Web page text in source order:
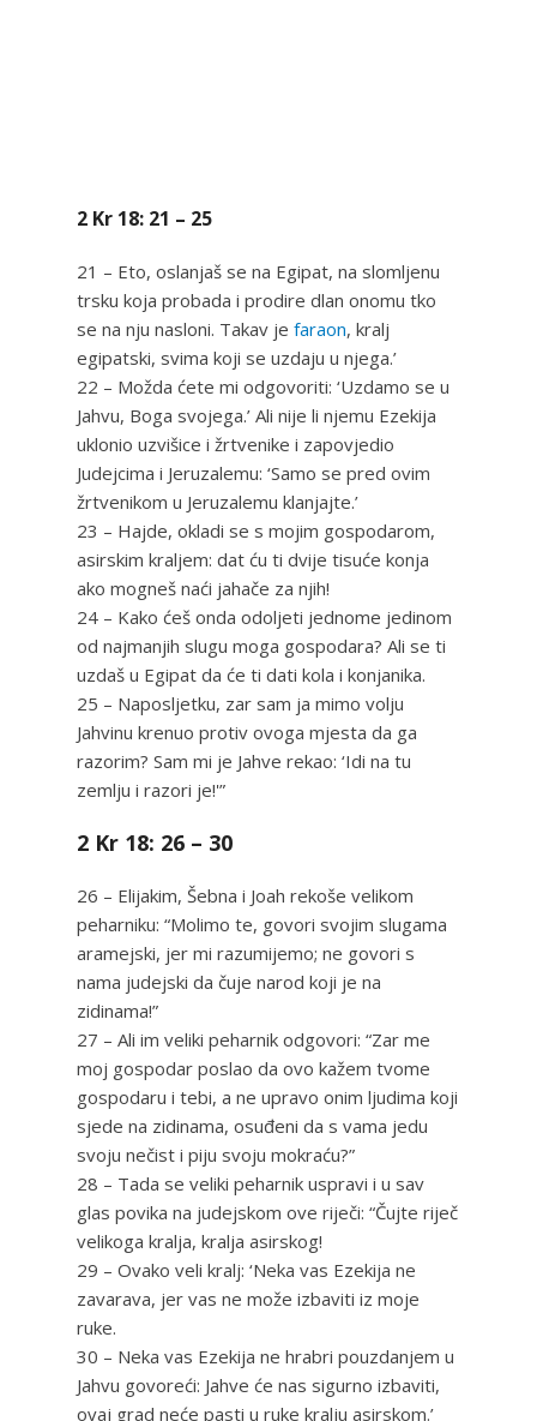
2 Kr 18: 21 – 25
21 – Eto, oslanjaš se na Egipat, na slomljenu
trsku koja probada i prodire dlan onomu tko
se na nju nasloni. Takav je faraon, kralj
egipatski, svima koji se uzdaju u njega.’
22 – Možda ćete mi odgovoriti: ‘Uzdamo se u
Jahvu, Boga svojega.’ Ali nije li njemu Ezekija
uklonio uzvišice i žrtvenike i zapovjedio
Judejcima i Jeruzalemu: ‘Samo se pred ovim
žrtvenikom u Jeruzalemu klanjajte.’
23 – Hajde, okladi se s mojim gospodarom,
asirskim kraljem: dat ću ti dvije tisuće konja
ako mogneš naći jahače za njih!
24 – Kako ćeš onda odoljeti jednome jedinom
od najmanjih slugu moga gospodara? Ali se ti
uzdaš u Egipat da će ti dati kola i konjanika.
25 – Naposljetku, zar sam ja mimo volju
Jahvinu krenuo protiv ovoga mjesta da ga
razorim? Sam mi je Jahve rekao: ‘Idi na tu
zemlju i razori je!'”
2 Kr 18: 26 – 30
26 – Elijakim, Šebna i Joah rekoše velikom
peharniku: “Molimo te, govori svojim slugama
aramejski, jer mi razumijemo; ne govori s
nama judejski da čuje narod koji je na
zidinama!”
27 – Ali im veliki peharnik odgovori: “Zar me
moj gospodar poslao da ovo kažem tvome
gospodaru i tebi, a ne upravo onim ljudima koji
sjede na zidinama, osuđeni da s vama jedu
svoju nečist i piju svoju mokraću?”
28 – Tada se veliki peharnik uspravi i u sav
glas povika na judejskom ove riječi: “Čujte riječ
velikoga kralja, kralja asirskog!
29 – Ovako veli kralj: ‘Neka vas Ezekija ne
zavarava, jer vas ne može izbaviti iz moje
ruke.
30 – Neka vas Ezekija ne hrabri pouzdanjem u
Jahvu govoreći: Jahve će nas sigurno izbaviti,
ovaj grad neće pasti u ruke kralju asirskom.’